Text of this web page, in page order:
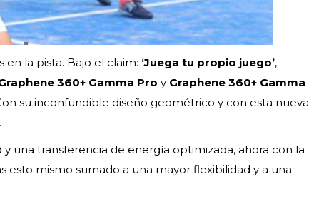
en la pista. Bajo el claim: ‘Juega tu propio juego’,
360+ Gamma Pro y Graphene 360+ Gamma
su inconfundible diseño geométrico y con esta nueva
una transferencia de energía optimizada, ahora con la
esto mismo sumado a una mayor flexibilidad y a una